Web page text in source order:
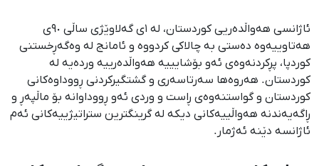
ئاژانسی هەواڵدەریی کوردستان، لە ١ی گەلاوێژی ساڵی ٩٠ی
هەتاوییەوە دەستی بە چالاکی کردووە و ئامانج لە وەگەڕخستنی
كوردپا، پڕكردنەوەی ئەو بۆشایییە هەواڵدەرییە وردەیە لە
كوردستان. هەروەها سەرتاسەری و گشتگیركردنی ڕووداوەكانی
كوردستان و گواستنەوەی ڕاست و وردی ئەو ڕووداوانە بۆ ماڵپەڕ و
ڕاگەیەندنە هەواڵییەكانی دیكە لە گرینگترین ستراتیژییەكانی ئەم
ئاژانسە دێنە ئەژمار.